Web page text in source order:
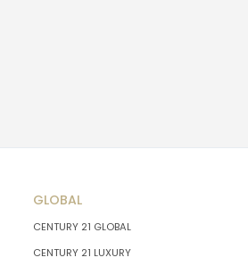
GLOBAL
CENTURY 21 GLOBAL
CENTURY 21 LUXURY